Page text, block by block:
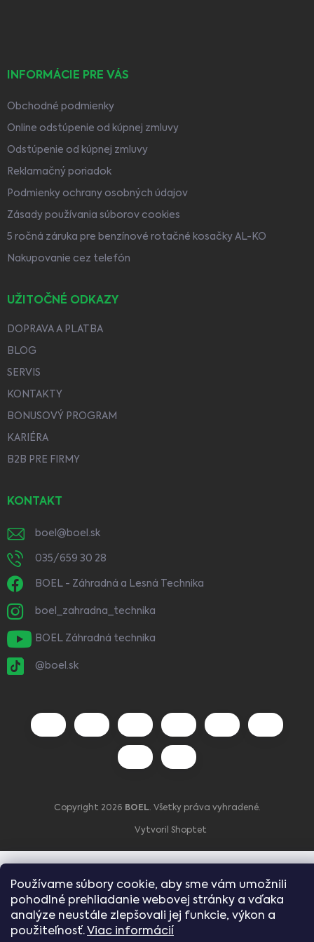
Používame súbory cookie, aby sme vám umožnili
pohodlné prehliadanie webovej stránky a vďaka
analýze neustále zlepšovali jej funkcie, výkon a
použiteľnosť. Viac informácií
INFORMÁCIE PRE VÁS
Obchodné podmienky
Online odstúpenie od kúpnej zmluvy
Odstúpenie od kúpnej zmluvy
Reklamačný poriadok
Podmienky ochrany osobných údajov
Zásady používania súborov cookies
5 ročná záruka pre benzínové rotačné kosačky AL-KO
Nakupovanie cez telefón
UŽITOČNÉ ODKAZY
DOPRAVA A PLATBA
BLOG
SERVIS
KONTAKTY
BONUSOVÝ PROGRAM
KARIÉRA
B2B PRE FIRMY
KONTAKT
boel @ boel.sk
035/659 30 28
BOEL - Záhradná a Lesná Technika
boel_zahradna_technika
BOEL Záhradná technika
@boel.sk
Vytvoril Shoptet
Copyright 2026 BOEL. Všetky práva vyhradené.